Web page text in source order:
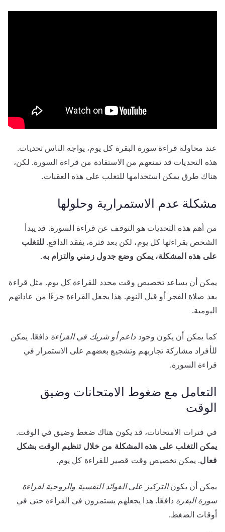
عند محاولة قراءة سورة البقرة كل يوم، يواجه الناس تحديات.
هذه التحديات قد تمنعهم من الاستفادة من قراءة السورة. لكن،
هناك طرق يمكن استخدامها للتغلب على هذه العقبات.
مشكلة عدم الاستمرارية وحلولها
من أهم هذه التحديات هو التوقف عن قراءة السورة. قد يبدأ
الشخص بقراءتها كل يوم، لكن بعد فترة، يفقد الدافع. للتغلب
على هذه المشكلة، يمكن وضع جدول زمني والتزام به.
يمكن أن يساعد تخصيص وقت محدد للقراءة كل يوم. مثل قراءة
بعد صلاة الفجر أو قبل النوم. هذا يجعل القراءة جزءًا من عاداتهم
اليومية.
كما يمكن أن يكون وجود داعم أو شريك في القراءة دافعًا. يمكن
للأفراد مشاركة تجاربهم وتشجيع بعضهم على الاستمرار في
قراءة السورة.
التعامل مع ضغوط الامتحانات وضيق
الوقت
في فترات الامتحانات، قد يكون هناك ضغط وضيق في الوقت.
يمكن التغلب على هذه المشكلة من خلال تنظيم الوقت بشكل
فعال. يمكن تخصيص وقت قصير للقراءة كل يوم.
يمكن أن يكونالتركيز على الفوائد النفسية والروحية لقراءة
سورة البقرة دافعًا. هذا يجعلهم يستمرون في القراءة حتى في
أوقات الضغط.